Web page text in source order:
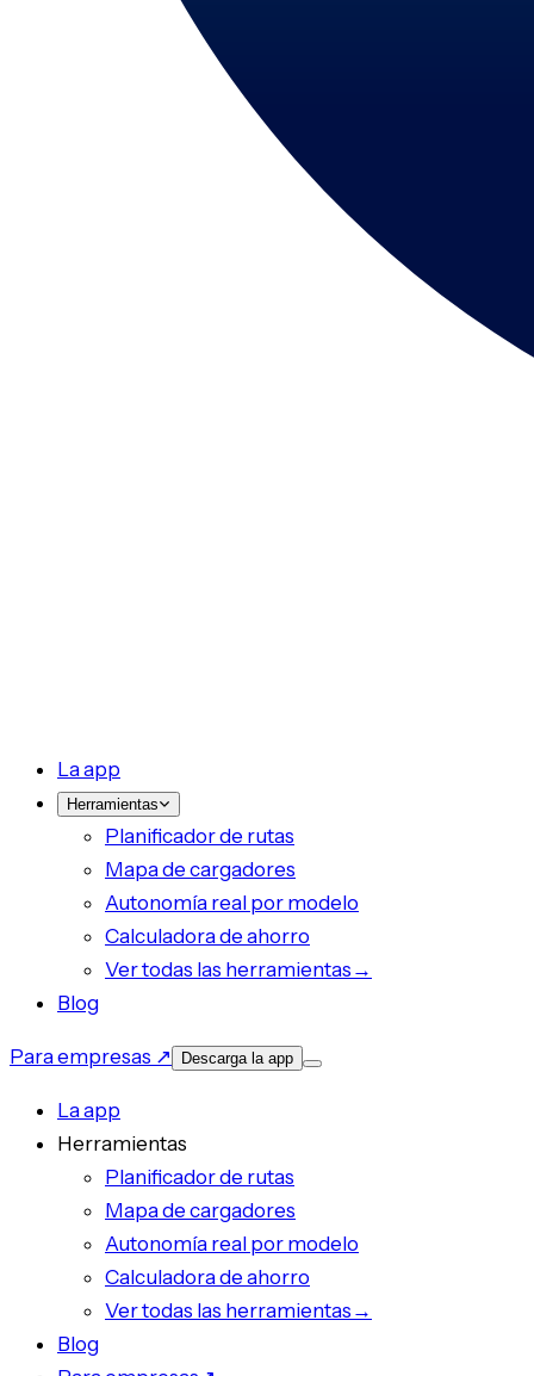
La app
Herramientas
Planificador de rutas
Mapa de cargadores
Autonomía real por modelo
Calculadora de ahorro
Ver todas las herramientas →
Blog
Para empresas ↗ Descarga la app
La app
Herramientas
Planificador de rutas
Mapa de cargadores
Autonomía real por modelo
Calculadora de ahorro
Ver todas las herramientas →
Blog